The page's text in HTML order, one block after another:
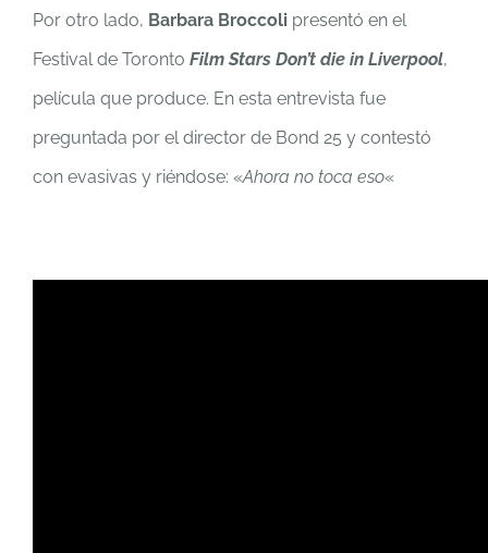
Por otro lado, Barbara Broccoli presentó en el
Festival de Toronto Film Stars Don’t die in Liverpool,
película que produce. En esta entrevista fue
preguntada por el director de Bond 25 y contestó
con evasivas y riéndose: «Ahora no toca eso«